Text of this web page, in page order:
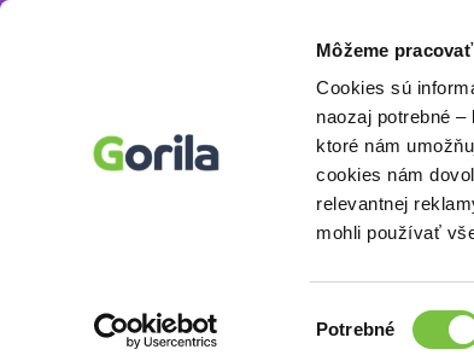
Môžeme
Cookies sú
naozaj potrebné
ktoré nám
cookies nám
relevantnej
mohli používať
súhlasu
Potrebné
Spoločenské hry
Ukážka